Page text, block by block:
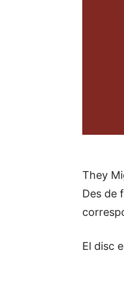
They
Des de
El disc